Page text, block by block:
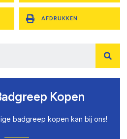
AFDRUKKEN
Kopen
badgreep kopen kan bij ons!